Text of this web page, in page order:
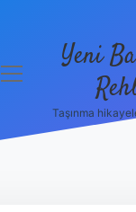
menüyü
Yeni
Taşınma